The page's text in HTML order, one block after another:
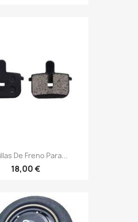
De Freno Para...
18,00 €